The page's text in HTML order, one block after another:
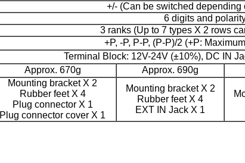
+/- (Can be switched depending
6 digits and
3 ranks (Up to 7 types Χ 2 rows
+P, -P, P-P, (P-P)/2 (+P:
Terminal Block: 12V-24V (±10%), DC IN
Approx. 670g Approx. 690g
Mounting bracket Χ 2
Rubber feet Χ 4
Plug connector Χ 1
Plug connector cover Χ 1
Mounting bracket Χ 2
Rubber feet Χ 4
EXT IN Jack Χ 1